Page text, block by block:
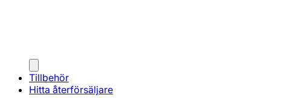
Tillbehör
Hitta återförsäljare